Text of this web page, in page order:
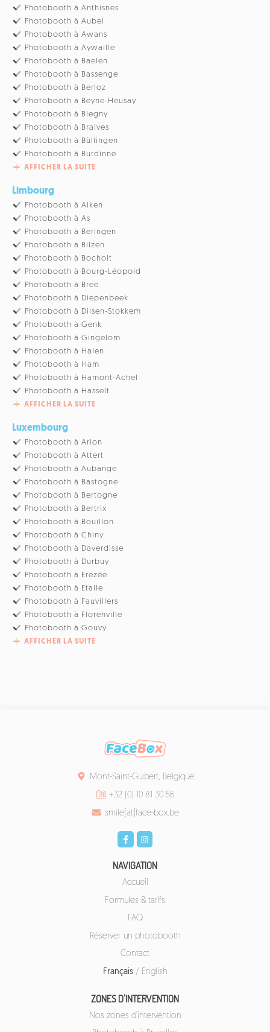
Photobooth à Anthisnes
Photobooth à Aubel
Photobooth à Awans
Photobooth à Aywaille
Photobooth à Baelen
Photobooth à Bassenge
Photobooth à Berloz
Photobooth à Beyne-Heusay
Photobooth à Blegny
Photobooth à Braives
Photobooth à Büllingen
Photobooth à Burdinne
AFFICHER LA SUITE
Limbourg
Photobooth à Alken
Photobooth à As
Photobooth à Beringen
Photobooth à Bilzen
Photobooth à Bocholt
Photobooth à Bourg-Léopold
Photobooth à Bree
Photobooth à Diepenbeek
Photobooth à Dilsen-Stokkem
Photobooth à Genk
Photobooth à Gingelom
Photobooth à Halen
Photobooth à Ham
Photobooth à Hamont-Achel
Photobooth à Hasselt
AFFICHER LA SUITE
Luxembourg
Photobooth à Arlon
Photobooth à Attert
Photobooth à Aubange
Photobooth à Bastogne
Photobooth à Bertogne
Photobooth à Bertrix
Photobooth à Bouillon
Photobooth à Chiny
Photobooth à Daverdisse
Photobooth à Durbuy
Photobooth à Erezée
Photobooth à Etalle
Photobooth à Fauvillers
Photobooth à Florenville
Photobooth à Gouvy
AFFICHER LA SUITE
Mont-Saint-Guibert, Belgique
+32 (0) 10 81 30 56
smile[at]face-box.be
NAVIGATION
Accueil
Formules & tarifs
FAQ
Réserver un photobooth
Contact
Français/ English
ZONES D'INTERVENTION
Nos zones d'intervention